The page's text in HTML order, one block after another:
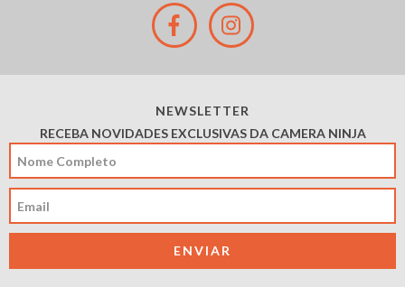
NEWSLETTER
RECEBA NOVIDADES EXCLUSIVAS DA CAMERA NINJA